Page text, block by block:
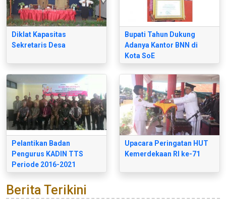
Diklat Kapasitas
Sekretaris Desa
Bupati Tahun Dukung
Adanya Kantor BNN di
Kota SoE
Pelantikan Badan
Pengurus KADIN TTS
Periode 2016-2021
Upacara Peringatan HUT
Kemerdekaan RI ke-71
Berita Terikini